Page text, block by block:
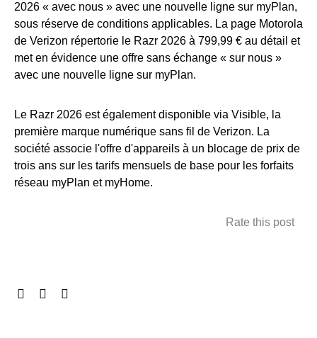
2026 « avec nous » avec une nouvelle ligne sur myPlan,
sous réserve de conditions applicables. La page Motorola
de Verizon répertorie le Razr 2026 à 799,99 € au détail et
met en évidence une offre sans échange « sur nous »
avec une nouvelle ligne sur myPlan.
Le Razr 2026 est également disponible via Visible, la
première marque numérique sans fil de Verizon. La
société associe l'offre d'appareils à un blocage de prix de
trois ans sur les tarifs mensuels de base pour les forfaits
réseau myPlan et myHome.
Rate this post